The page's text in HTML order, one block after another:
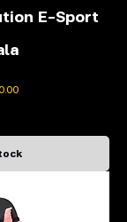
E-Sport